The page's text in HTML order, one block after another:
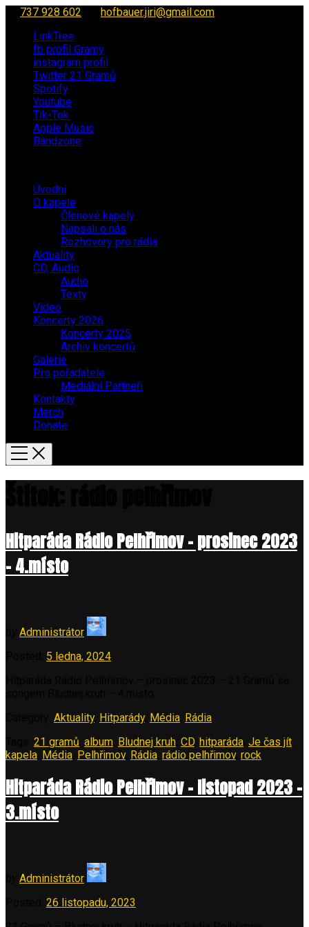
737 928 602
hofbauer.jiri@gmail.com
LinkTree
fb profil Gramy
instagram profil
Twitter 21 Gramů
Spotify
Youtube
Tik-Tok
Apple Music
Bandzone
Úvodní
O kapele
Členové kapely
Napsali o nás
Rozhovory pro rádia
Aktuality
CD, Audio
Audio
Texty
Video
Koncerty 2026
Koncerty 2025
Archiv koncertů
Galerie
Pro pořadatele
Mediální Partneři
Kontakty
Merch
Donate
Hitparáda Rádio Pelhřimov – prosinec 2023
– 4.místo
Administrátor
5 ledna, 2024
Aktuality, Hitparády, Média Rádia
21 gramů album Bludnej kruh CD, hitparáda Je čas jít
kapela Média Pelhřimov, Rádia rádio pelhřimov, rock
Hitparáda Rádio Pelhřimov – listopad 2023 –
3.místo
Administrátor
26 listopadu, 2023